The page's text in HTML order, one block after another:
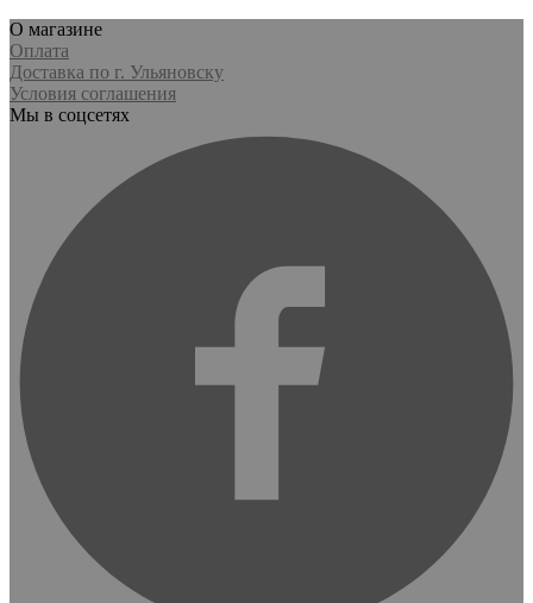
О магазине
Оплата
Доставка по г. Ульяновску
Условия соглашения
Мы в соцсетях